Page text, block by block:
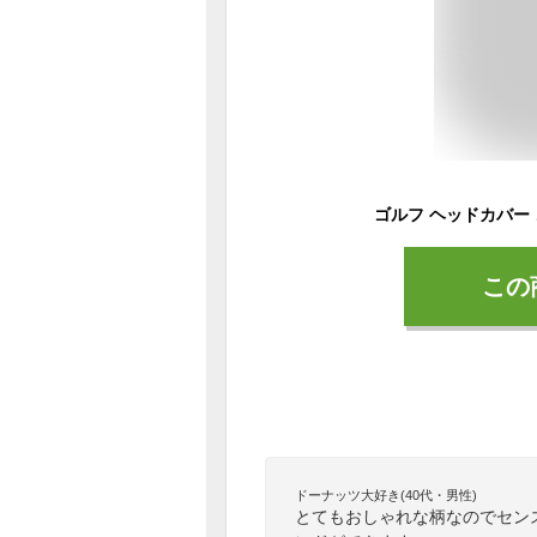
こ
ドーナッツ大好き(40代・男性)
とてもおしゃれな柄なのでセ